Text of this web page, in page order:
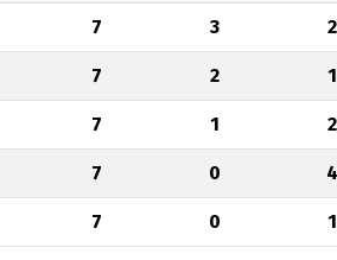
7 3 2
7 2 1
7 1 2
7 0 4
7 0 1